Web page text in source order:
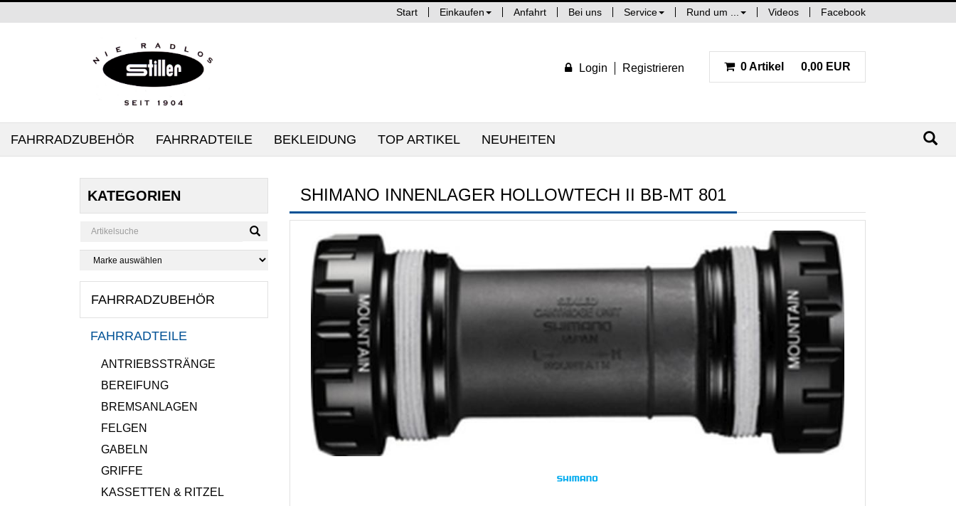
Start Einkaufen Anfahrt Bei uns Service Rund um ... Videos Facebook
Login Registrieren 0 Artikel 0,00 EUR
FAHRRADZUBEHÖR FAHRRADTEILE BEKLEIDUNG TOP ARTIKEL NEUHEITEN
KATEGORIEN
FAHRRADZUBEHÖR
FAHRRADTEILE
ANTRIEBSSTRÄNGE
BEREIFUNG
BREMSANLAGEN
FELGEN
GABELN
GRIFFE
KASSETTEN & RITZEL
SHIMANO INNENLAGER HOLLOWTECH II BB-MT 801